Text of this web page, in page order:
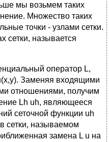
мы возьмем таких
Множество таких
точки - узлами сетки.
сетки, называется
оператор L,
Заменяя входящими
отношениями, получим
Lh uh, являющееся
сеточной функции uh
сетки, называемом
замена L u на